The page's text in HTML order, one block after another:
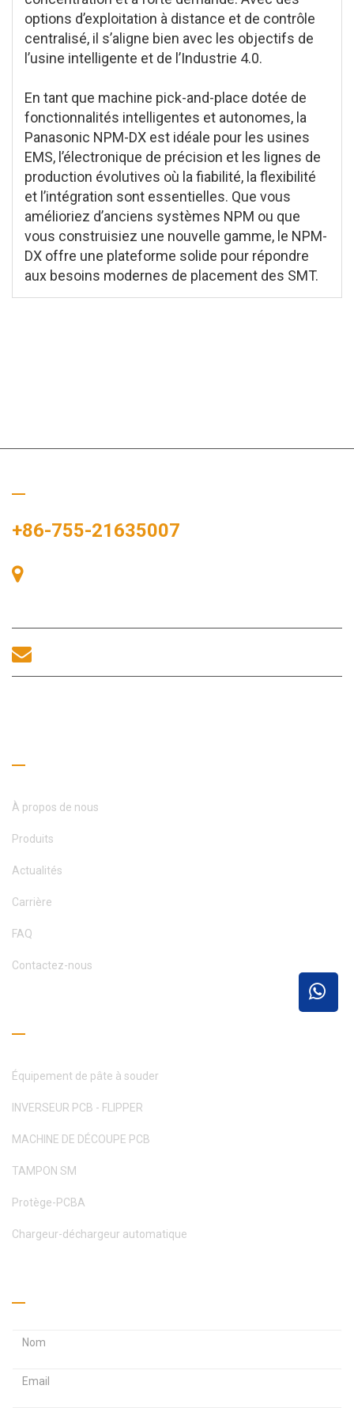
options d’exploitation à distance et de contrôle
centralisé, il s’aligne bien avec les objectifs de
l’usine intelligente et de l’Industrie 4.0.
En tant que machine pick-and-place dotée de
fonctionnalités intelligentes et autonomes, la
Panasonic NPM-DX est idéale pour les usines
EMS, l’électronique de précision et les lignes de
production évolutives où la fiabilité, la flexibilité
et l’intégration sont essentielles. Que vous
amélioriez d’anciens systèmes NPM ou que
vous construisiez une nouvelle gamme, le NPM-
DX offre une plateforme solide pour répondre
aux besoins modernes de placement des SMT.
+86-755-21635007
À propos de nous
Produits
Actualités
Carrière
FAQ
Contactez-nous
Équipement de pâte à souder
INVERSEUR PCB - FLIPPER
MACHINE DE DÉCOUPE PCB
TAMPON SM
Protège-PCBA
Chargeur-déchargeur automatique